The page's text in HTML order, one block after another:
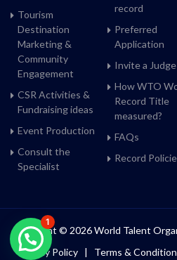
Tourism
Destination
Marketing &
Community
Engagement
CSR Activities &
Fundraising ideas
Event Production
Consult the
Specialist
record
Preferred
Application
Invite a Judge
How WTO
Record Title
measured?
FAQs
Record
Copyright © 2026 World Talent
Privacy Policy | Terms &
1